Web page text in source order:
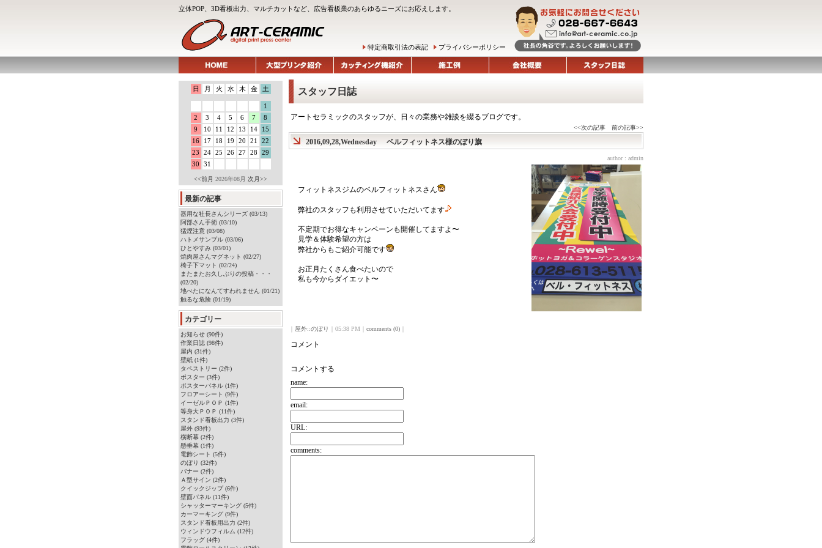
立体POP、3D看板出力、マルチカットなど、広告看板業のあらゆるニーズにお応えします。
特定商取引法の表記 プライバシーポリシー
日 月 火 水 木 金 土
1
2
3 4 5 6 7
8
9
10 11 12 13 14
15
16
17 18 19 20 21
22
23
24 25 26 27 28
29
30
31
<<前月 2026年08月 次月>>
最新の記事
器用な社長さんシリーズ (03/13)
阿部さん手術 (03/10)
猛煙注意 (03/08)
ハトメサンプル (03/06)
ひとやすみ (03/01)
焼肉屋さんマグネット (02/27)
椅子下マット (02/24)
またまたお久しぶりの投稿・・・
(02/20)
地べたになんてすわれません (01/21)
触るな危険 (01/19)
カテゴリー
お知らせ (90件)
作業日誌 (98件)
屋内 (31件)
壁紙 (1件)
タペストリー (2件)
ポスター (3件)
ポスターパネル (1件)
フロアーシート (9件)
イーゼルＰＯＰ (1件)
等身大ＰＯＰ (11件)
スタンド看板出力 (3件)
屋外 (93件)
横断幕 (2件)
懸垂幕 (1件)
電飾シート (5件)
のぼり (32件)
バナー (2件)
Ａ型サイン (2件)
クイックジップ (6件)
壁面パネル (11件)
シャッターマーキング (5件)
カーマーキング (9件)
スタンド看板用出力 (2件)
ウィンドウフィルム (12件)
フラッグ (4件)
スタッフ日誌
アートセラミックのスタッフが、日々の業務や雑談を綴るブログです。
<<次の記事 前の記事>>
2016,09,28,Wednesday ベルフィットネス様のぼり旗
author : admin
フィットネスジムのベルフィットネスさん
弊社のスタッフも利用させていただいてます
不定期でお得なキャンペーンも開催してますよ〜
見学＆体験希望の方は
弊社からもご紹介可能です
お正月たくさん食べたいので
私も今からダイエット〜
屋外::のぼり ｜05:38 PM｜ comments (0)
コメント
コメントする
name:
email:
URL:
comments: